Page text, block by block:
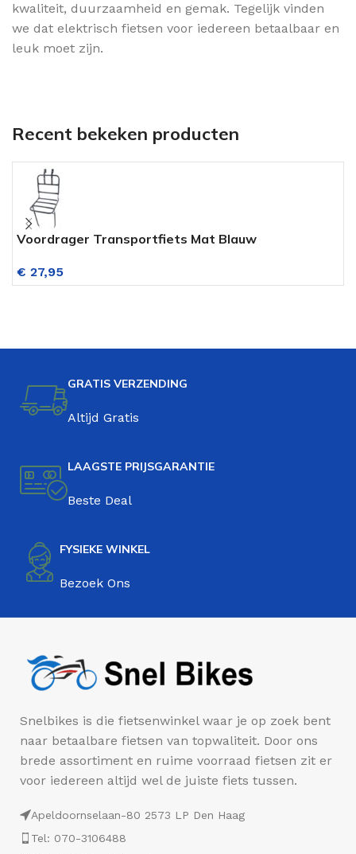
kwaliteit, duurzaamheid en gemak. Tegelijk vinden
we dat elektrisch fietsen voor iedereen betaalbaar en
leuk moet zijn.
Recent bekeken producten
Voordrager Transportfiets Mat Blauw
€ 27,95
GRATIS VERZENDING
Altijd Gratis
LAAGSTE PRIJSGARANTIE
Beste Deal
FYSIEKE WINKEL
Bezoek Ons
Snelbikes is die fietsenwinkel waar je op zoek bent
naar betaalbare fietsen van topwaliteit. Door ons
brede assortiment en ruime voorraad fietsen zit er
voor iedereen altijd wel de juiste fiets tussen.
Apeldoornselaan-80 2573 LP Den Haag
Tel: 070-3106488